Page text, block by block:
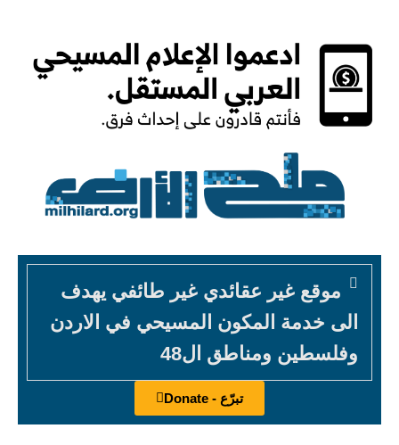
موقع غير عقائدي غير طائفي يهدف
الى خدمة المكون المسيحي في الاردن
وفلسطين ومناطق ال48
تبرّع - Donate